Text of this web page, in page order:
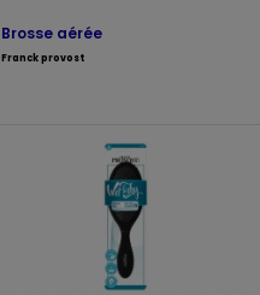
Brosse aérée
Franck provost